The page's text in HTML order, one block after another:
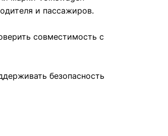
и пассажиров.
совместимость с
безопасность